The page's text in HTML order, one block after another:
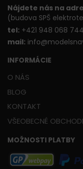
Nájdete nás na
(budova SPŠ
tel: +421 948 068 744
mail:
INFORMÁCIE
O NÁS
BLOG
KONTAKT
VŠEOBECNÉ
MOŽNOSTI PLATBY